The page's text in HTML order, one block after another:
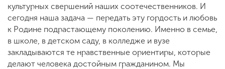
культурных свершений наших соотечественников. И
сегодня наша задача — передать эту гордость и любовь
к Родине подрастающему поколению. Именно в семье,
в школе, в детском саду, в колледже и вузе
закладываются те нравственные ориентиры, которые
делают человека достойным гражданином. Мы